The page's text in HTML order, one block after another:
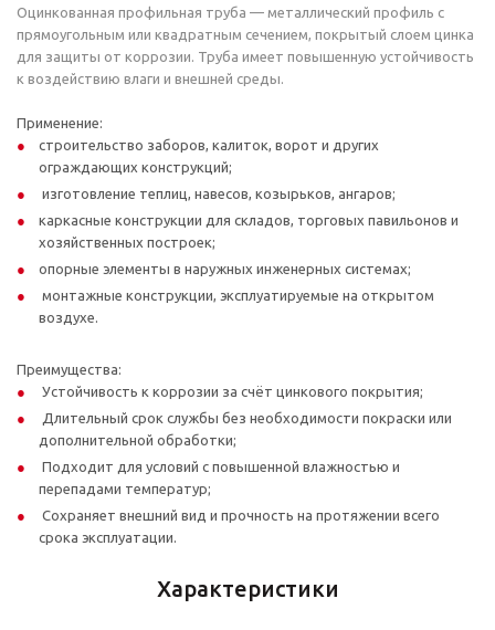
Оцинкованная профильная труба — металлический профиль с
прямоугольным или квадратным сечением, покрытый слоем цинка
для защиты от коррозии. Труба имеет повышенную устойчивость
к воздействию влаги и внешней среды.
Применение:
строительство заборов, калиток, ворот и других
ограждающих конструкций;
изготовление теплиц, навесов, козырьков, ангаров;
каркасные конструкции для складов, торговых павильонов и
хозяйственных построек;
опорные элементы в наружных инженерных системах;
монтажные конструкции, эксплуатируемые на открытом
воздухе.
Преимущества:
Устойчивость к коррозии за счёт цинкового покрытия;
Длительный срок службы без необходимости покраски или
дополнительной обработки;
Подходит для условий с повышенной влажностью и
перепадами температур;
Сохраняет внешний вид и прочность на протяжении всего
срока эксплуатации.
Характеристики